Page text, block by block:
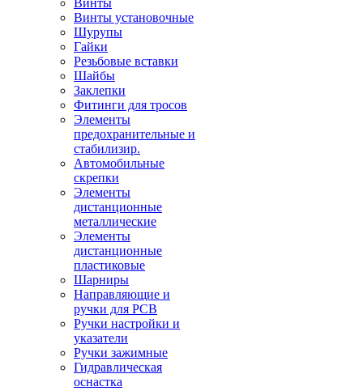
Винты
Винты установочные
Шурупы
Гайки
Резьбовые вставки
Шайбы
Заклепки
Фитинги для тросов
Элементы
предохранительные и
стабилизир.
Автомобильные
скрепки
Элементы
дистанционные
металлические
Элементы
дистанционные
пластиковые
Шарниры
Направляющие и
ручки для PCB
Ручки настройки и
указатели
Ручки зажимные
Гидравлическая
оснастка